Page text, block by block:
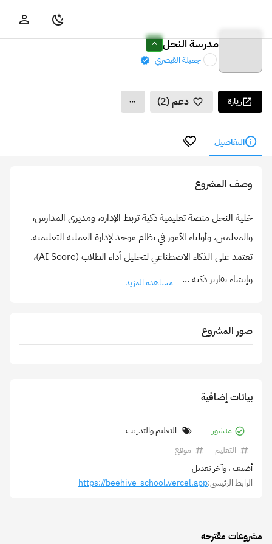
مدرسة النحل
جميلة القيصري
زيارة دعم (2)
التفاصيل
وصف المشروع
خلية النحل منصة تعليمية ذكية تربط الإدارة، ومديري المدارس،
والمعلمين، وأولياء الأمور في نظام موحد لإدارة العملية التعليمية.
تعتمد على الذكاء الاصطناعي لتحليل أداء الطلاب (AI Score)،
وإنشاء تقارير ذكية ... مشاهدة المزيد
صور المشروع
بيانات إضافية
منشور
التعليم والتدريب
التعليم
موقع
أضيف، وآخر تعديل
الرابط الرئيسي:https://beehive-school.vercel.app
مشروعات مقترحه